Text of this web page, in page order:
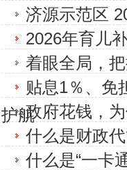
济源示范区
2026年育儿
着眼全局，
贴息1％、免
护航政府花钱，
什么是财政
什么是“一卡